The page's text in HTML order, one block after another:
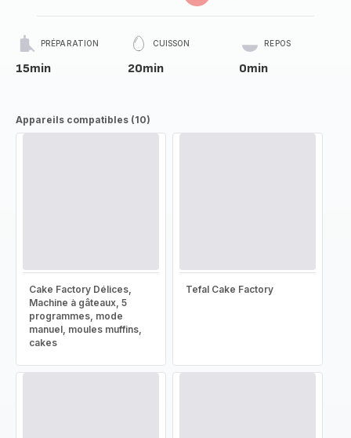
PRÉPARATION
15min
CUISSON
20min
REPOS
0min
Appareils compatibles (10)
Cake Factory Délices,
Machine à gâteaux, 5
programmes, mode
manuel, moules muffins,
cakes
Tefal Cake Factory